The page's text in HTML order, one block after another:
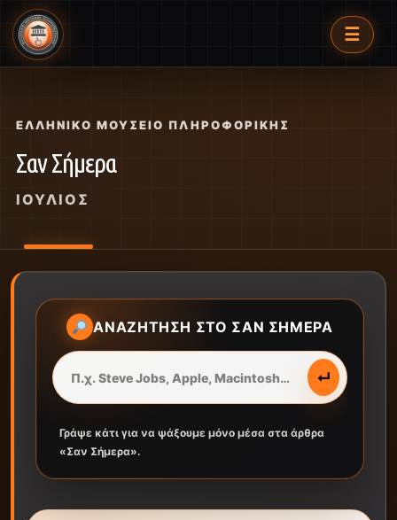
☰
ΕΛΛΗΝΙΚΌ ΜΟΥΣΕΊΟ ΠΛΗΡΟΦΟΡΙΚΉΣ
Σαν Σήμερα
ΙΟΎΛΙΟΣ
ΑΝΑΖΉΤΗΣΗ ΣΤΟ ΣΑΝ ΣΉΜΕΡΑ
↵
Γράψε κάτι για να ψάξουμε μόνο μέσα στα άρθρα
«Σαν Σήμερα».